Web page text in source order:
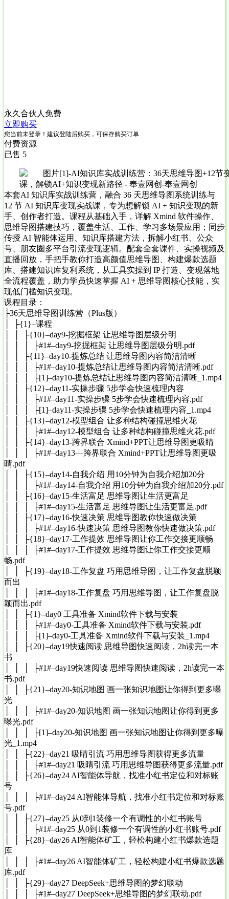
永久合伙人 免费
立即购买
您当前未登录！建议登陆后购买，可保存购买订单
付费资源
已售 5
本套AI 知识库实战训练营，融合 36 天思维导图系统训练与
12 节 AI 知识库变现实战课，专为想解锁 AI + 知识变现的新
手、创作者打造。课程从基础入手，详解 Xmind 软件操作、
思维导图搭建技巧，覆盖生活、工作、学习多场景应用；同步
传授 AI 智能体运用、知识库搭建方法，拆解小红书、公众
号、朋友圈多平台引流变现逻辑。配套全套课件、实操视频及
直播回放，手把手教你打造高颜值思维导图、构建爆款选题
库、搭建知识库复利系统，从工具实操到 IP 打造、变现落地
全流程覆盖，助力学员快速掌握 AI + 思维导图核心技能，实
现低门槛知识变现。
课程目录：
├36天思维导图训练营（Plus版）
│ ├{1}–课程
│ │ ├{10}–day9-挖掘框架 让思维导图层级分明
│ │ │ ├#1#–day9-挖掘框架 让思维导图层级分明.pdf
│ │ ├{11}–day10-提炼总结 让思维导图内容简洁清晰
│ │ │ ├#1#–day10-提炼总结让思维导图内容简洁清晰.pdf
│ │ │ ├[1]–day10-提炼总结让思维导图内容简洁清晰_1.mp4
│ │ ├{12}–day11-实操步骤 5步学会快速梳理内容
│ │ │ ├#1#–day11-实操步骤 5步学会快速梳理内容.pdf
│ │ │ ├[1]–day11-实操步骤 5步学会快速梳理内容_1.mp4
│ │ ├{13}–day12-模型组合 让多种结构碰撞思维火花
│ │ │ ├#1#–day12-模型组合 让多种结构碰撞思维火花.pdf
│ │ ├{14}–day13-跨界联合 Xmind+PPT让思维导图更吸睛
│ │ │ ├#1#–day13—跨界联合 Xmind+PPT让思维导图更吸
睛.pdf
│ │ ├{15}–day14-自我介绍 用10分钟为自我介绍加20分
│ │ │ ├#1#–day14-自我介绍 用10分钟为自我介绍加20分.pdf
│ │ ├{16}–day15-生活富足 思维导图让生活更富足
│ │ │ ├#1#–day15-生活富足 思维导图让生活更富足.pdf
│ │ ├{17}–day16-快速决策 思维导图教你快速做决策
│ │ │ ├#1#–day16-快速决策 思维导图教你快速做决策.pdf
│ │ ├{18}–day17-工作提效 思维导图让你工作交接更顺畅
│ │ │ ├#1#–day17-工作提效 思维导图让你工作交接更顺
畅.pdf
│ │ ├{19}–day18-工作复盘 巧用思维导图，让工作复盘脱颖
而出
│ │ │ ├#1#–day18-工作复盘 巧用思维导图，让工作复盘脱
颖而出.pdf
│ │ ├{1}–day0 工具准备 Xmind软件下载与安装
│ │ │ ├#1#–day0-工具准备 Xmind软件下载与安装.pdf
│ │ │ ├[1]–day0-工具准备 Xmind软件下载与安装_1.mp4
│ │ ├{20}–day19快速阅读 思维导图快速阅读，2h读完一本
书
│ │ │ ├#1#–day19快速阅读 思维导图快速阅读，2h读完一本
书.pdf
│ │ ├{21}–day20-知识地图 画一张知识地图让你得到更多曝
光
│ │ │ ├#1#–day20-知识地图 画一张知识地图让你得到更多
曝光.pdf
│ │ │ ├[1]–day20-知识地图 画一张知识地图让你得到更多曝
光_1.mp4
│ │ ├{22}–day21 吸睛引流 巧用思维导图获得更多流量
│ │ │ ├#1#–day21 吸睛引流 巧用思维导图获得更多流量.pdf
│ │ ├{26}–day24 AI智能体导航，找准小红书定位和对标账
号
│ │ │ ├#1#–day24 AI智能体导航，找准小红书定位和对标账
号.pdf
│ │ ├{27}–day25 从0到1装修一个有调性的小红书账号
│ │ │ ├#1#–day25 从0到1装修一个有调性的小红书账号.pdf
│ │ ├{28}–day26 AI智能体矿工，轻松构建小红书爆款选题
库
│ │ │ ├#1#–day26 AI智能体矿工，轻松构建小红书爆款选题
库.pdf
│ │ ├{29}–day27 DeepSeek+思维导图的梦幻联动
│ │ │ ├#1#–day27 DeepSeek+思维导图的梦幻联动.pdf